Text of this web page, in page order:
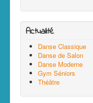
Actualité
Danse Classique
Danse de Salon
Danse Moderne
Gym Séniors
Théâtre